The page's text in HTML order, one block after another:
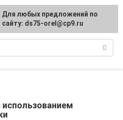
родителям
Для любых предложений по
сайту: ds75-orel@cp9.ru